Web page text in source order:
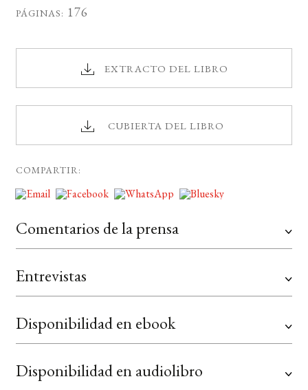
PÁGINAS: 176
EXTRACTO DEL LIBRO
CUBIERTA DEL LIBRO
COMPARTIR:
Comentarios de la prensa
Entrevistas
Disponibilidad en ebook
Disponibilidad en audiolibro